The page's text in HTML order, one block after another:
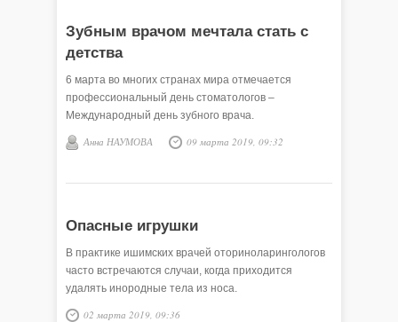
Зубным врачом мечтала стать с
детства
6 марта во многих странах мира отмечается
профессиональный день стоматологов –
Международный день зубного врача.
Анна НАУМОВА 09 марта 2019, 09:32
Опасные игрушки
В практике ишимских врачей оториноларингологов
часто встречаются случаи, когда приходится
удалять инородные тела из носа.
02 марта 2019, 09:36